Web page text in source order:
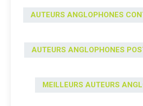
AUTEURS ANGLOPHONES
AUTEURS ANGLOPHONES
MEILLEURS AUTEURS